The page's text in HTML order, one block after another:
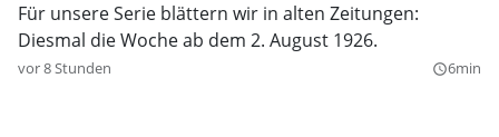
Für unsere Serie blättern wir in alten Zeitungen:
Diesmal die Woche ab dem 2. August 1926.
vor 8 Stunden query_builder6min